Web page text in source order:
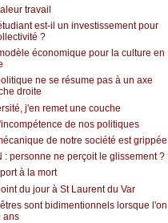
travail
est-il un investissement pour
?
économique pour la culture en
ne se résume pas à un axe
droite
j'en remet une couche
de nos politiques
de notre société est grippée
: personne ne perçoit le glissement ?
à la mort
du jour à St Laurent du Var
sont bidimentionnels lorsque l'on
ans